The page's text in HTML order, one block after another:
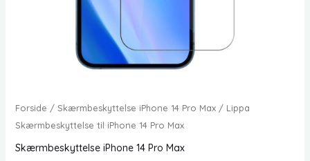
Forside / Skærmbeskyttelse iPhone 14 Pro Max/ Lippa
Skærmbeskyttelse til iPhone 14 Pro Max
Skærmbeskyttelse iPhone 14 Pro Max